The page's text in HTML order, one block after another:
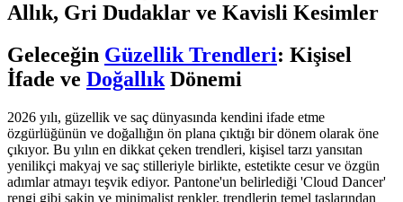
Allık, Gri Dudaklar ve Kavisli Kesimler
Geleceğin Güzellik Trendleri: Kişisel
İfade ve DoğallıkDönemi
2026 yılı, güzellik ve saç dünyasında kendini ifade etme
özgürlüğünün ve doğallığın ön plana çıktığı bir dönem olarak öne
çıkıyor. Bu yılın en dikkat çeken trendleri, kişisel tarzı yansıtan
yenilikçi makyaj ve saç stilleriyle birlikte, estetikte cesur ve özgün
adımlar atmayı teşvik ediyor. Pantone'un belirlediği 'Cloud Dancer'
rengi gibi sakin ve minimalist renkler, trendlerin temel taşlarından